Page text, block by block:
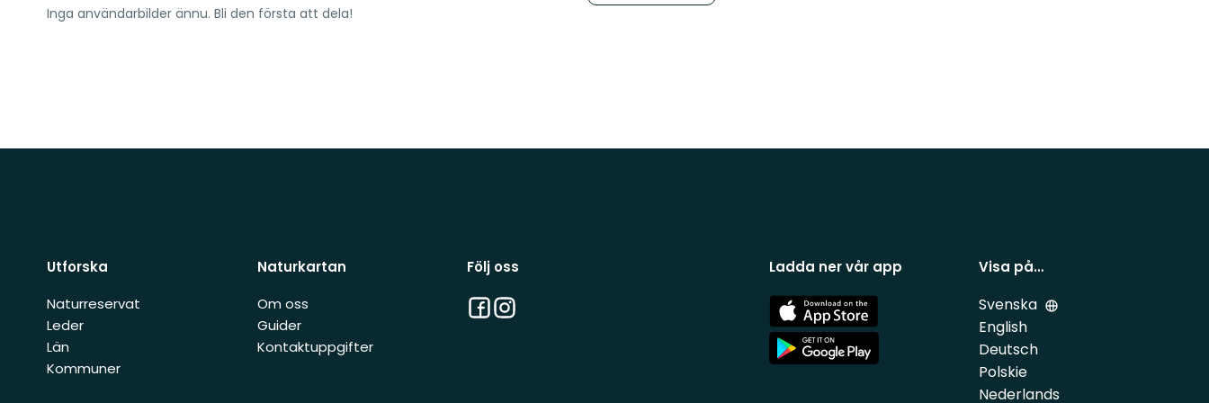
Inga användarbilder ännu. Bli den första att dela!
Utforska
Naturreservat
Leder
Län
Kommuner
Naturkartan
Om oss
Guider
Kontaktuppgifter
Följ oss
Facebook
Instagram
Ladda ner vår app
App
Store
App
Store
Visa på…
Svenska
English
Deutsch
Polskie
Nederlands